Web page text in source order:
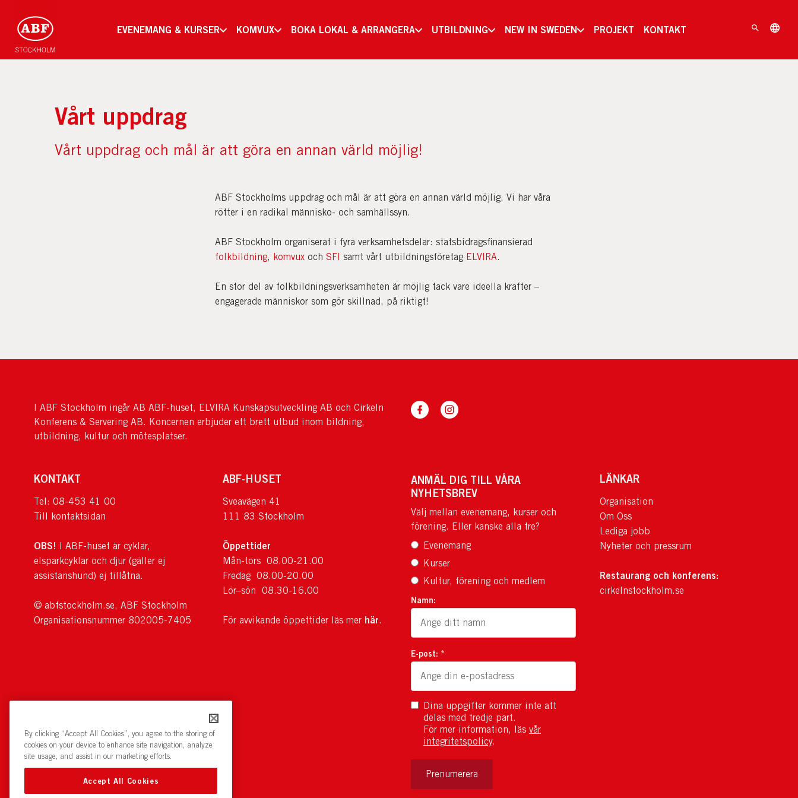
EVENEMANG & KURSER KOMVUX BOKA LOKAL & ARRANGERA UTBILDNING NEW IN SWEDEN PROJEKT KONTAKT
Vårt uppdrag
Vårt uppdrag och mål är att göra en annan värld möjlig!
ABF Stockholms uppdrag och mål är att göra en annan värld möjlig. Vi har våra
rötter i en radikal människo- och samhällssyn.
ABF Stockholm organiserat i fyra verksamhetsdelar: statsbidragsfinansierad
folkbildning, komvux och SFI samt vårt utbildningsföretag ELVIRA.
En stor del av folkbildningsverksamheten är möjlig tack vare ideella krafter –
engagerade människor som gör skillnad, på riktigt!
I ABF Stockholm ingår AB ABF-huset, ELVIRA Kunskapsutveckling AB och Cirkeln
Konferens & Servering AB. Koncernen erbjuder ett brett utbud inom bildning,
utbildning, kultur och mötesplatser.
KONTAKT
Tel: 08-453 41 00
Till kontaktsidan
OBS! I ABF-huset är cyklar,
elsparkcyklar och djur (gäller ej
assistanshund) ej tillåtna.
© abfstockholm.se, ABF Stockholm
Organisationsnummer 802005-7405
ABF-HUSET
Sveavägen 41
111 83 Stockholm
Öppettider
Mån-tors 08.00-21.00
Fredag 08.00-20.00
Lör–sön 08.30-16.00
För avvikande öppettider läs mer här.
ANMÄL DIG TILL VÅRA
NYHETSBREV
Välj mellan evenemang, kurser och
förening. Eller kanske alla tre?
Evenemang
Kurser
Kultur, förening och medlem
Namn:
E-post: *
Dina uppgifter kommer inte att
delas med tredje part.
För mer information, läs vår
integritetspolicy.
Prenumerera
LÄNKAR
Organisation
Om Oss
Lediga jobb
Nyheter och pressrum
Restaurang och konferens:
cirkelnstockholm.se
By clicking “Accept All Cookies”, you agree to the storing of
cookies on your device to enhance site navigation, analyze
site usage, and assist in our marketing efforts.
Accept All Cookies